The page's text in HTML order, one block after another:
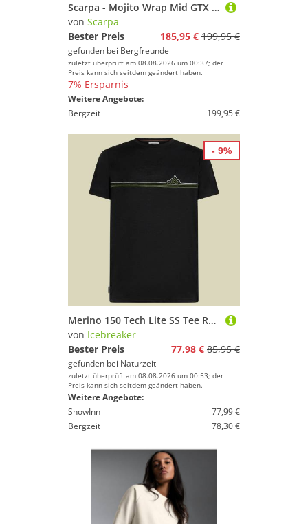
Scarpa - Mojito Wrap Mid GTX - Freizeitschuhe Gr 42 dark rock
von Scarpa
Bester Preis
185,95 € 199,95 €
gefunden bei Bergfreunde
zuletzt überprüft am 08.08.2026 um 00:37; der
Preis kann sich seitdem geändert haben.
7% Ersparnis
Weitere Angebote:
Bergzeit
199,95 €
Merino 150 Tech Lite SS Tee Range Stripes Men XL schwarz - black
von Icebreaker
Bester Preis
77,98 € 85,95 €
gefunden bei Naturzeit
zuletzt überprüft am 08.08.2026 um 00:53; der
Preis kann sich seitdem geändert haben.
Weitere Angebote:
SnowInn
77,99 €
Bergzeit
78,30 €
- 9%